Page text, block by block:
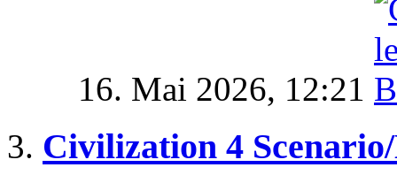
16. Mai 2026, 12:21
Civilization 4